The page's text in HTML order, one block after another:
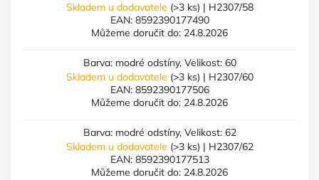
Skladem u dodavatele (>3 ks) | H2307/58
EAN: 8592390177490
Můžeme doručit do: 24.8.2026
Barva: modré odstíny, Velikost: 60
Skladem u dodavatele (>3 ks) | H2307/60
EAN: 8592390177506
Můžeme doručit do: 24.8.2026
Barva: modré odstíny, Velikost: 62
Skladem u dodavatele (>3 ks) | H2307/62
EAN: 8592390177513
Můžeme doručit do: 24.8.2026